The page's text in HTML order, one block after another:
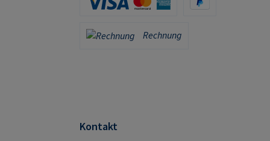
Rechnung
Rechnung
Kontakt